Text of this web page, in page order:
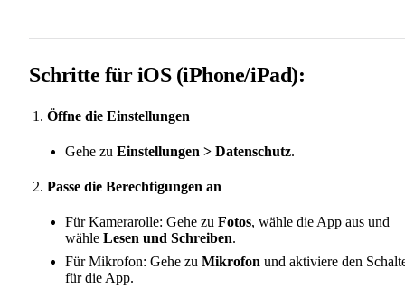
Schritte für iOS (iPhone/iPad):
Öffne die Einstellungen
Gehe zu Einstellungen > Datenschutz.
Passe die Berechtigungen an
Für Kamerarolle: Gehe zu Fotos, wähle die App aus und
wähle Lesen und Schreiben.
Für Mikrofon: Gehe zu Mikrofon und aktiviere den
für die App.